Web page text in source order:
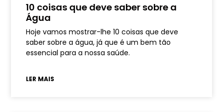
10 coisas que deve saber sobre a
Água
Hoje vamos mostrar-lhe 10 coisas que deve
saber sobre a água, já que é um bem tão
essencial para a nossa saúde.
LER MAIS